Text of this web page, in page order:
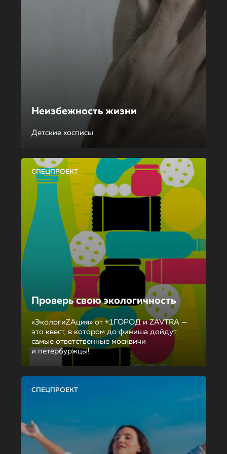
Неизбежность жизни
Детские хосписы
СПЕЦПРОЕКТ
Проверь свою экологичность
«ЭкологиZAция» от +1ГОРОД и ZAVTRA —
это квест, в котором до финиша дойдут
самые ответственные москвичи
и петербуржцы!
СПЕЦПРОЕКТ